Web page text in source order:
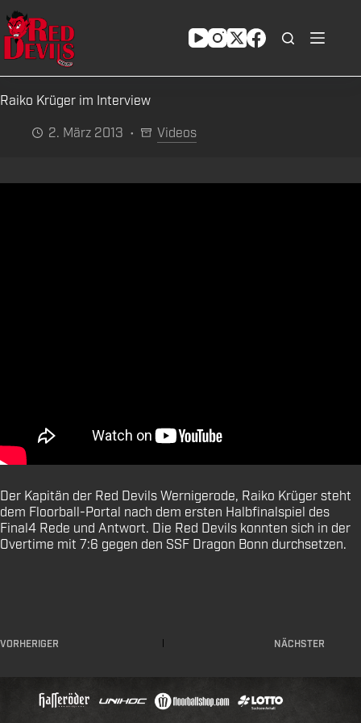
Zum
Inhalt
springen
Raiko Krüger im Interview
2. März 2013
Videos
Der Kapitän der Red Devils Wernigerode, Raiko Krüger steht
dem Floorball-Portal nach dem ersten Halbfinalspiel des
Final4 Rede und Antwort. Die Red Devils konnten sich in der
Overtime mit 7:6 gegen den SSF Dragon Bonn durchsetzen.
VORHERIGER NÄCHSTER